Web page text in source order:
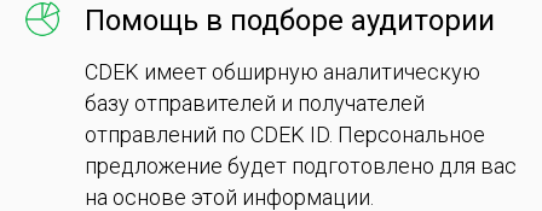
Помощь в подборе аудитории
CDEK имеет обширную аналитическую
базу отправителей и получателей
отправлений по CDEK ID. Персональное
предложение будет подготовлено для вас
на основе этой информации.